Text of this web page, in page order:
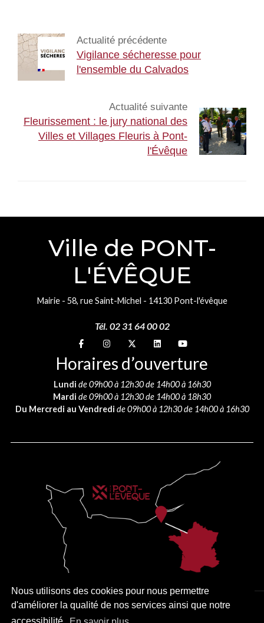
Nous utilisons des cookies pour nous permettre
d'améliorer la qualité de nos services ainsi que notre
Actualité précédente
Vigilance sécheresse pour
l'ensemble du Calvados
Actualité suivante
Fleurissement : le jury national des
Villes et Villages Fleuris à Pont-
l'Évêque
Ville de PONT-
L'ÉVÊQUE
Mairie - 58, rue Saint-Michel - 14130 Pont-l'évêque
Tél. 02 31 64 00 02
Suivez-nous sur
Suivez-nous sur
Suivez-nous sur
Suivez-nous sur
Suivez-nous sur
Horaires d’ouverture
Lundi de 09h00 à 12h30 de 14h00 à 16h30
Mardi de 09h00 à 12h30 de 14h00 à 18h30
Du Mercredi au Vendredi de 09h00 à 12h30 de 14h00 à 16h30
PLAN DU SITE MENTIONS LÉGALES ACCESSIBILITÉ